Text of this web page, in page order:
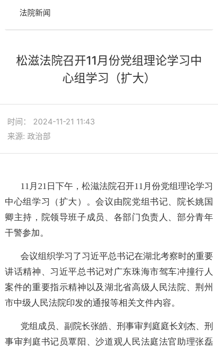
法院新闻
松滋法院召开11月份党组理论学习中
心组学习（扩大）
时间： 2024-11-21 11:43
来源: 政治部
11月21日下午，松滋法院召开11月份党组理论学习
中心组学习（扩大）。会议由院党组书记、院长姚国
卿主持，院领导班子成员、各部门负责人、部分青年
干警参加。
会议组织学习了习近平总书记在湖北考察时的重要
讲话精神、习近平总书记对广东珠海市驾车冲撞行人
案件的重要指示精神以及湖北省高级人民法院、荆州
市中级人民法院印发的通报等相关文件内容。
党组成员、副院长张皓、刑事审判庭庭长刘杰、刑
事审判庭书记员覃阳、沙道观人民法庭法官助理张磊